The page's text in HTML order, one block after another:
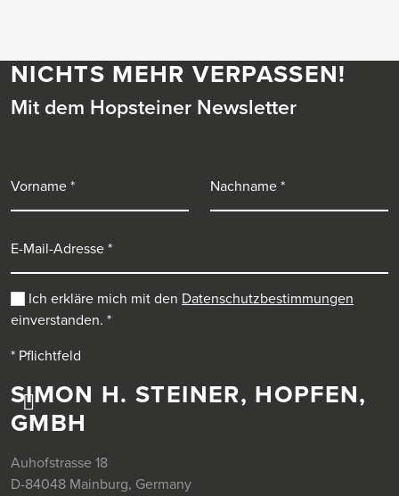
SIMON H. STEINER, HOPFEN,
GMBH
Auhofstrasse 18
D-84048 Mainburg, Germany
NICHTS MEHR VERPASSEN!
Mit dem Hopsteiner Newsletter
Ich erkläre mich mit den Datenschutzbestimmungen
einverstanden. *
* Pflichtfeld